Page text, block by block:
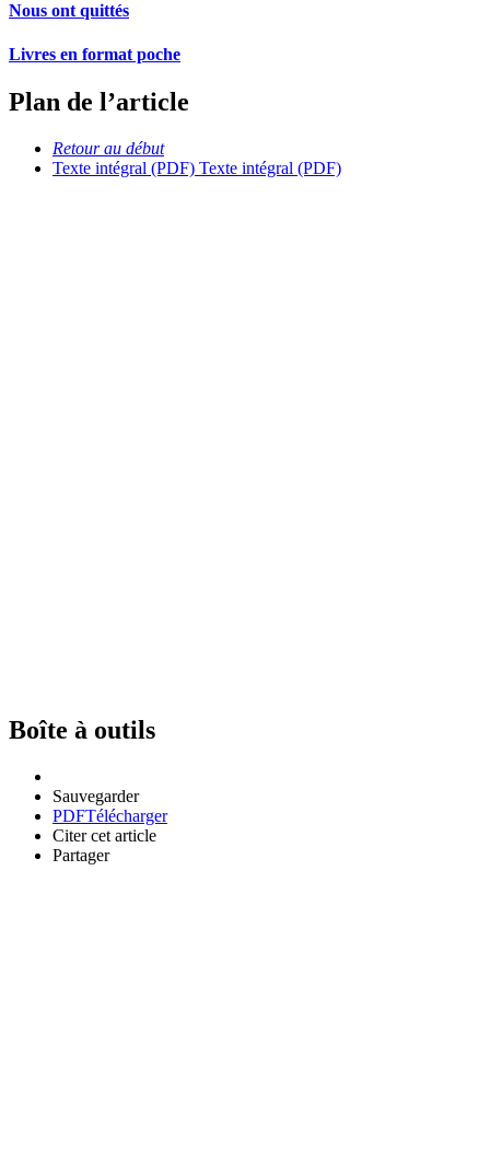
Nous ont quittés
Livres en format poche
Plan de l’article
Retour au début
Texte intégral (PDF) Texte intégral (PDF)
Boîte à outils
Sauvegarder
PDFTélécharger
Citer cet article
Partager